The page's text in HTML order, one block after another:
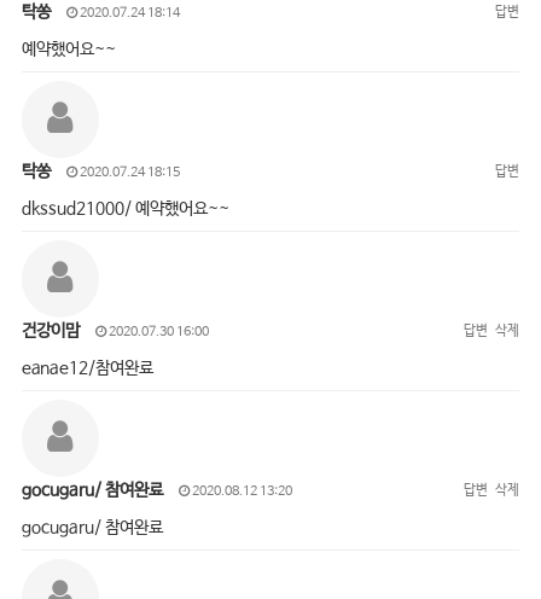
탁쏭 2020.07.24 18:14 답변
예약했어요~~
탁쏭 2020.07.24 18:15 답변
dkssud21000/ 예약했어요~~
건강이맘 2020.07.30 16:00 답변 삭제
eanae12/참여완료
gocugaru/ 참여완료 2020.08.12 13:20 답변 삭제
gocugaru/ 참여완료